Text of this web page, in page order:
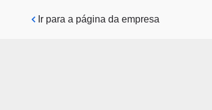
Pular para o conteúdo principal
Ir para a página da empresa